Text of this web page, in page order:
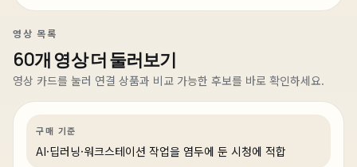
영상 목록
60개 영상 더 둘러보기
영상 카드를 눌러 연결 상품과 비교 가능한 후보를 바로 확인하세요.
AI·딥러닝
5일 전
최소한의 가격으로 최선의 성능을 담은 PC
구매 기준
AI·딥러닝·워크스테이션 작업을 염두에 둔 시청에 적합